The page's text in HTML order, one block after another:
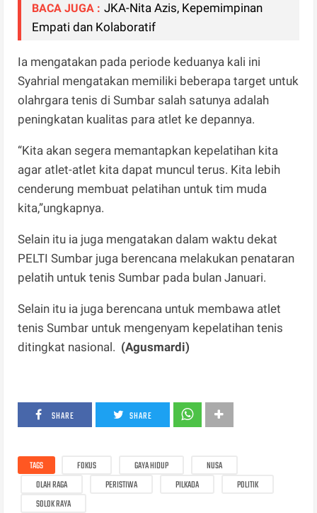
BACA JUGA : JKA-Nita Azis, Kepemimpinan
Empati dan Kolaboratif
Ia mengatakan pada periode keduanya kali ini
Syahrial mengatakan memiliki beberapa target untuk
olahrgara tenis di Sumbar salah satunya adalah
peningkatan kualitas para atlet ke depannya.
“Kita akan segera memantapkan kepelatihan kita
agar atlet-atlet kita dapat muncul terus. Kita lebih
cenderung membuat pelatihan untuk tim muda
kita,”ungkapnya.
Selain itu ia juga mengatakan dalam waktu dekat
PELTI Sumbar juga berencana melakukan penataran
pelatih untuk tenis Sumbar pada bulan Januari.
Selain itu ia juga berencana untuk membawa atlet
tenis Sumbar untuk mengenyam kepelatihan tenis
ditingkat nasional. (Agusmardi)
SHARE SHARE
TAGS FOKUS GAYA HIDUP
NUSA
OLAH RAGA
PERISTIWA PILKADA
POLITIK
SOLOK RAYA